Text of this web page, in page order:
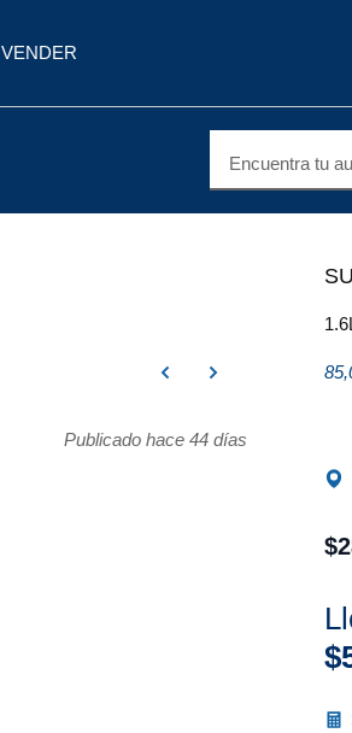
VENDER
Encuentra tu
Publicado hace 44 días
$
$